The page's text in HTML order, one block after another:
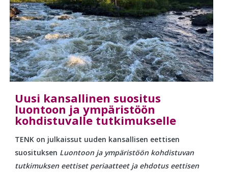
Uusi kansallinen suositus
luontoon ja ympäristöön
kohdistuvalle tutkimukselle
TENK on julkaissut uuden kansallisen eettisen
suosituksen Luontoon ja ympäristöön kohdistuvan
tutkimuksen eettiset periaatteet ja ehdotus eettisen